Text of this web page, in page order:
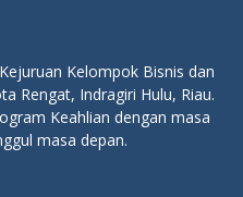
Kelompok Bisnis dan
Rengat, Indragiri Hulu, Riau.
Keahlian dengan masa
masa depan.